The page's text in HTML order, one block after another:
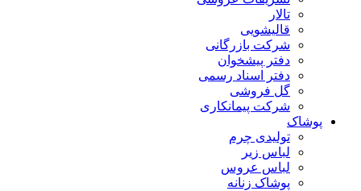
تالار
قالیشویی
شرکت بازرگانی
دفتر پیشخوان
دفتر اسناد رسمی
گل فروشی
شرکت پیمانکاری
پوشاک
تولیدی چرم
لباس زیر
لباس عروس
پوشاک زنانه